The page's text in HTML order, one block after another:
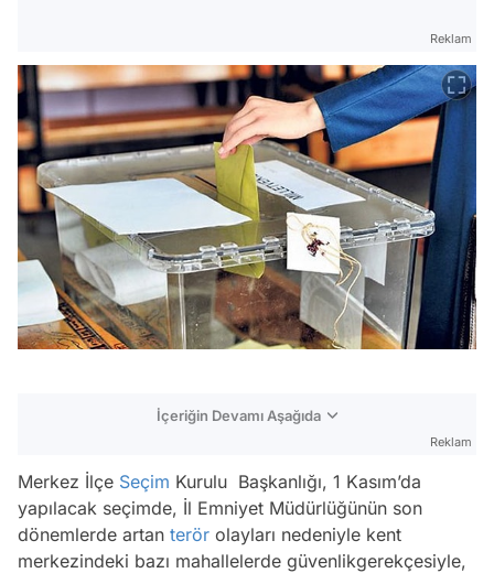
Reklam
İçeriğin Devamı Aşağıda
Reklam
Merkez İlçe Seçim Kurulu Başkanlığı, 1 Kasım’da
yapılacak seçimde, İl Emniyet Müdürlüğünün son
dönemlerde artan terör olayları nedeniyle kent
merkezindeki bazı mahallelerde güvenlikgerekçesiyle,